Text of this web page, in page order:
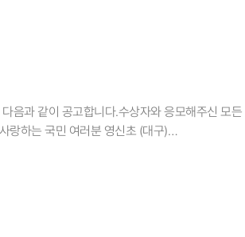
0.7%씩 감소했을 때 우리나라는 연평균 1.7%
비(연평균 ▼3.5%)는 OECD 회원국(▼0.5%)에
다. □ (철도 인프라 총지출) 지난 10년간 OECD
. □ (GDP 대비 철도 인프라 총지출) 지난 10년간
위권으로 하락했다. □ (도로 밀도) 지난 10년간
국(▼3.2%)보다 빠르게 감소했지만, 유지·관리비
회원국의 GDP 대비 도로 인프라 총지출이
교통 인프라 투자) 지난 10년간 OECD 회원국의
음과 같이 공고합니다.수상자와 응모해주신 모든
하는 국민 여러분 영신초 ​(대구)
서울서빙고초 은상 국토연구원장상 3 박O​원 씨
사파초등학교 ​(창원) 대구복명초등학교동상